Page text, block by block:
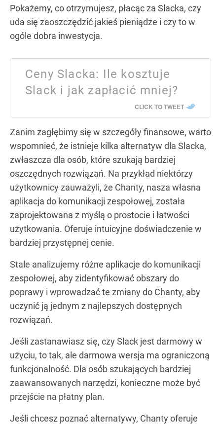
Pokażemy, co otrzymujesz, płacąc za Slacka, czy
uda się zaoszczędzić jakieś pieniądze i czy to w
ogóle dobra inwestycja.
Ceny Slacka: Ile kosztuje
Slack i jak zapłacić mniej?
CLICK TO TWEET
Zanim zagłębimy się w szczegóły finansowe, warto
wspomnieć, że istnieje kilka alternatyw dla Slacka,
zwłaszcza dla osób, które szukają bardziej
oszczędnych rozwiązań. Na przykład niektórzy
użytkownicy zauważyli, że Chanty, nasza własna
aplikacja do komunikacji zespołowej, została
zaprojektowana z myślą o prostocie i łatwości
użytkowania. Oferuje intuicyjne doświadczenie w
bardziej przystępnej cenie.
Stale analizujemy różne aplikacje do komunikacji
zespołowej, aby zidentyfikować obszary do
poprawy i wprowadzać te zmiany do Chanty, aby
uczynić ją jednym z najlepszych dostępnych
rozwiązań.
Jeśli zastanawiasz się, czy Slack jest darmowy w
użyciu, to tak, ale darmowa wersja ma ograniczoną
funkcjonalność. Dla osób szukających bardziej
zaawansowanych narzędzi, konieczne może być
przejście na płatny plan.
Jeśli chcesz poznać alternatywy, Chanty oferuje